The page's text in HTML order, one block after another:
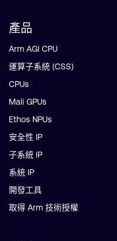
產品
Arm AGI CPU
運算子系統 (CSS)
CPUs
Mali GPUs
Ethos NPUs
安全性 IP
子系統 IP
系統 IP
開發工具
取得 Arm 技術授權